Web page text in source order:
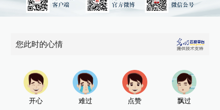
您此时的心情
开心 难过 点赞 飘过